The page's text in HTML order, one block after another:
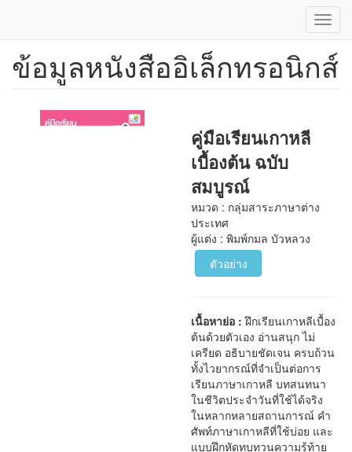
ข้าม
ข้อมูลหนังสืออิเล็กทรอนิกส์
คู่มือเรียนเกาหลี
เบื้องต้น ฉบับ
สมบูรณ์
หมวด : กลุ่มสาระภาษาต่าง
ประเทศ
ผู้แต่ง : พิมพ์กมล บัวหลวง
ตัวอย่าง
เนื้อหาย่อ :ฝึกเรียนเกาหลีเบื้อง
ต้นด้วยตัวเอง อ่านสนุก ไม่
เครียด อธิบายชัดเจน ครบถ้วน
ทั้งไวยากรณ์ที่จำเป็นต่อการ
เรียนภาษาเกาหลี บทสนทนา
ในชีวิตประจำวันที่ใช้ได้จริง
ในหลากหลายสถานการณ์ คำ
ศัพท์ภาษาเกาหลีที่ใช้บ่อย และ
แบบฝึกหัดทบทวนความรู้ท้าย